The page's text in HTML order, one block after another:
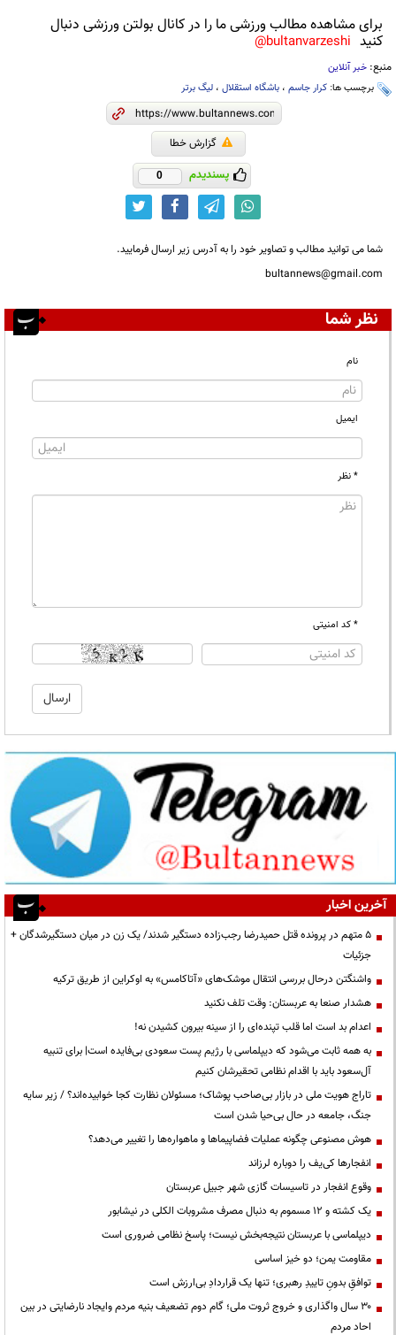
برای مشاهده مطالب ورزشی ما را در کانال بولتن ورزشی دنبال
کنید bultanvarzeshi@
منبع: خبر آنلاین
برچسب ها: کرار جاسم ، باشگاه استقلال ، لیگ برتر
گزارش خطا
پسندیدم 0
شما می توانید مطالب و تصاویر خود را به آدرس زیر ارسال فرمایید.
bultannews@gmail.com
نظر شما
نام
ایمیل
* نظر
* کد امنیتی
آخرین اخبار
۵ متهم در پرونده قتل حمیدرضا رجب‌زاده دستگیر شدند/ یک زن در میان دستگیرشدگان +
جزئیات
واشنگتن درحال بررسی انتقال موشک‌های «آتاکامس» به اوکراین از طریق ترکیه
هشدار صنعا به عربستان: وقت تلف نکنید
اعدام بد است اما قلب تپنده‌ای را از سینه بیرون کشیدن نه!
به همه ثابت می‌شود که دیپلماسی با رژیم پست سعودی بی‌فایده است| برای تنبیه
آل‌سعود باید با اقدام نظامی تحقیرشان کنیم
تاراج هویت ملی در بازار بی‌صاحب پوشاک؛ مسئولان نظارت کجا خوابیده‌اند؟ / زیر سایه
جنگ، جامعه در حال بی‌حیا شدن است
هوش مصنوعی چگونه عملیات فضاپیماها و ماهواره‌ها را تغییر می‌دهد؟
انفجارها کی‌یف را دوباره لرزاند
وقوع انفجار در تاسیسات گازی شهر جبیل عربستان
یک کشته و ۱۲ مسموم به دنبال مصرف مشروبات الکلی در نیشابور
دیپلماسی با عربستان نتیجه‌بخش نیست؛ پاسخ نظامی ضروری است
مقاومت یمن؛ دو خیز اساسی
توافقِ بدونِ تاییدِ رهبری؛ تنها یک قراردادِ بی‌ارزش است
۳۰ سال واگذاری و خروج ثروت ملی؛ گام دوم تضعیف بنیه مردم وایجاد نارضایتی در بین
احاد مردم